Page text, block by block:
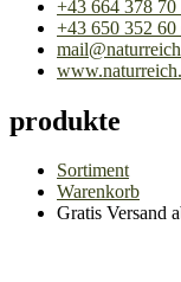
+43 664 378 70
+43 650 352 60
produkte
Sortiment
Warenkorb
Gratis Versand